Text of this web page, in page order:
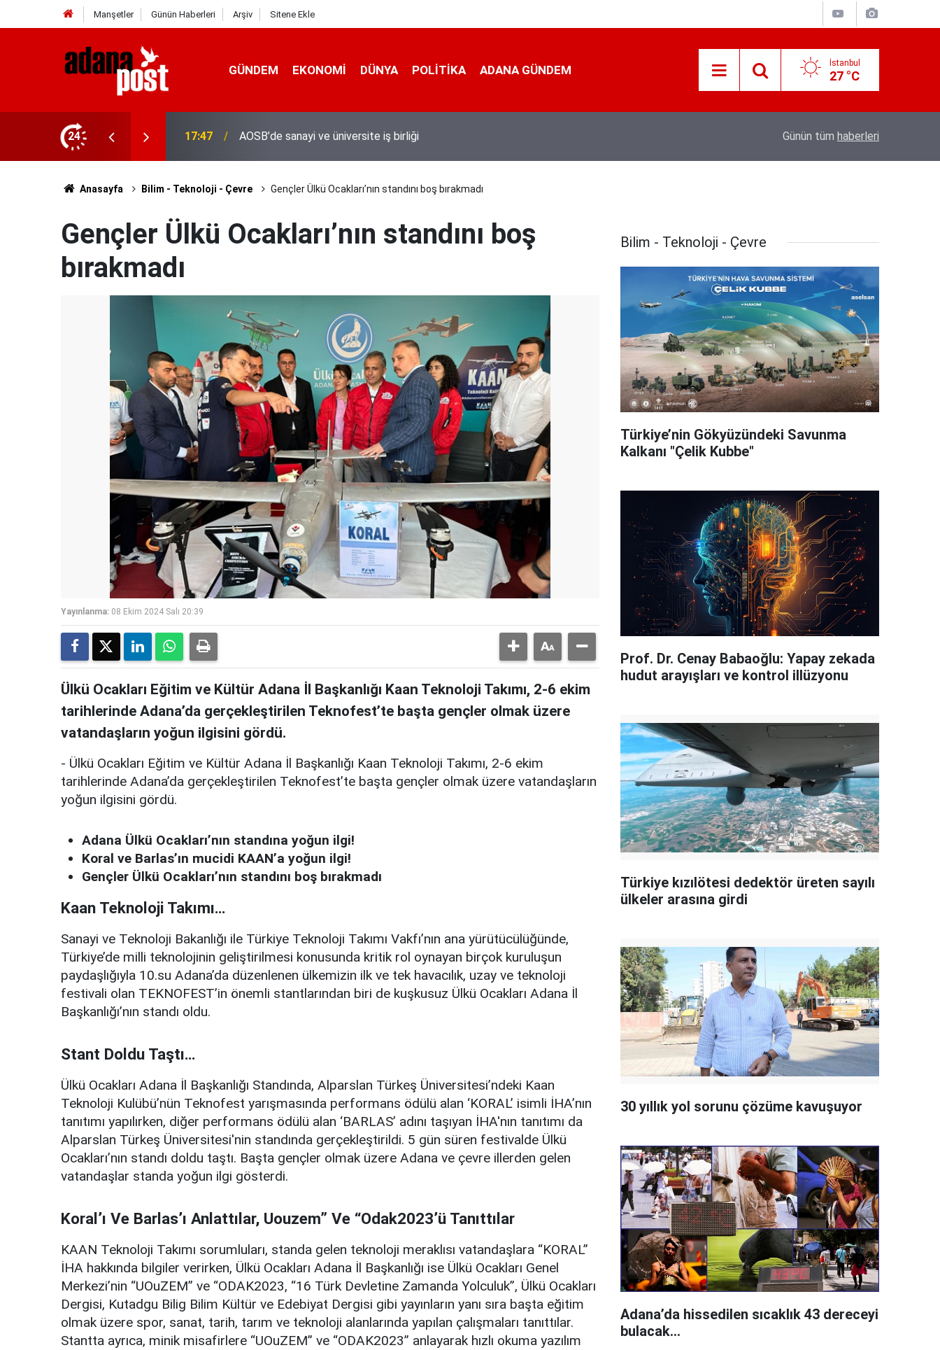
Manşetler Günün Haberleri Arşiv Sitene Ekle
GÜNDEM EKONOMI DÜNYA POLİTİKA ADANA GÜNDEM İstanbul
27 °C
24 17:41 Adana'da servis taşımacıları yeni plaka ihalesine tepki gösterdi
Danişma Merkezini Ziyaret Etti
Günün tüm haberleri
Anasayfa Bilim - Teknoloji - Çevre Gençler Ülkü Ocakları’nın standını boş bırakmadı
Gençler Ülkü Ocakları’nın standını boş
bırakmadı
Yayınlanma: 08 Ekim 2024 Salı 20:39
Ülkü Ocakları Eğitim ve Kültür Adana İl Başkanlığı Kaan Teknoloji Takımı, 2-6 ekim
tarihlerinde Adana’da gerçekleştirilen Teknofest’te başta gençler olmak üzere
vatandaşların yoğun ilgisini gördü.
- Ülkü Ocakları Eğitim ve Kültür Adana İl Başkanlığı Kaan Teknoloji Takımı, 2-6 ekim
tarihlerinde Adana’da gerçekleştirilen Teknofest’te başta gençler olmak üzere vatandaşların
yoğun ilgisini gördü.
Adana Ülkü Ocakları’nın standına yoğun ilgi!
Koral ve Barlas’ın mucidi KAAN’a yoğun ilgi!
Gençler Ülkü Ocakları’nın standını boş bırakmadı
Kaan Teknoloji Takımı…
Sanayi ve Teknoloji Bakanlığı ile Türkiye Teknoloji Takımı Vakfı’nın ana yürütücülüğünde,
Türkiye’de milli teknolojinin geliştirilmesi konusunda kritik rol oynayan birçok kuruluşun
paydaşlığıyla 10.su Adana’da düzenlenen ülkemizin ilk ve tek havacılık, uzay ve teknoloji
festivali olan TEKNOFEST’in önemli stantlarından biri de kuşkusuz Ülkü Ocakları Adana İl
Başkanlığı’nın standı oldu.
Stant Doldu Taştı…
Ülkü Ocakları Adana İl Başkanlığı Standında, Alparslan Türkeş Üniversitesi’ndeki Kaan
Teknoloji Kulübü’nün Teknofest yarışmasında performans ödülü alan ‘KORAL’ isimli İHA’nın
tanıtımı yapılırken, diğer performans ödülü alan ‘BARLAS’ adını taşıyan İHA'nın tanıtımı da
Alparslan Türkeş Üniversitesi'nin standında gerçekleştirildi. 5 gün süren festivalde Ülkü
Ocakları’nın standı doldu taştı. Başta gençler olmak üzere Adana ve çevre illerden gelen
vatandaşlar standa yoğun ilgi gösterdi.
Koral’ı Ve Barlas’ı Anlattılar, Uouzem” Ve “Odak2023’ü Tanıttılar
KAAN Teknoloji Takımı sorumluları, standa gelen teknoloji meraklısı vatandaşlara “KORAL”
İHA hakkında bilgiler verirken, Ülkü Ocakları Adana İl Başkanlığı ise Ülkü Ocakları Genel
Merkezi’nin “UOuZEM” ve “ODAK2023, “16 Türk Devletine Zamanda Yolculuk”, Ülkü Ocakları
Dergisi, Kutadgu Bilig Bilim Kültür ve Edebiyat Dergisi gibi yayınların yanı sıra başta eğitim
olmak üzere spor, sanat, tarih, tarım ve teknoloji alanlarında yapılan çalışmaları tanıttılar.
Stantta ayrıca, minik misafirlere “UOuZEM” ve “ODAK2023” anlayarak hızlı okuma yazılım
Bilim - Teknoloji - Çevre
Türkiye’nin Gökyüzündeki Savunma
Kalkanı "Çelik Kubbe"
Prof. Dr. Cenay Babaoğlu: Yapay zekada
hudut arayışları ve kontrol illüzyonu
Türkiye kızılötesi dedektör üreten sayılı
ülkeler arasına girdi
30 yıllık yol sorunu çözüme kavuşuyor
Adana’da hissedilen sıcaklık 43 dereceyi
bulacak...